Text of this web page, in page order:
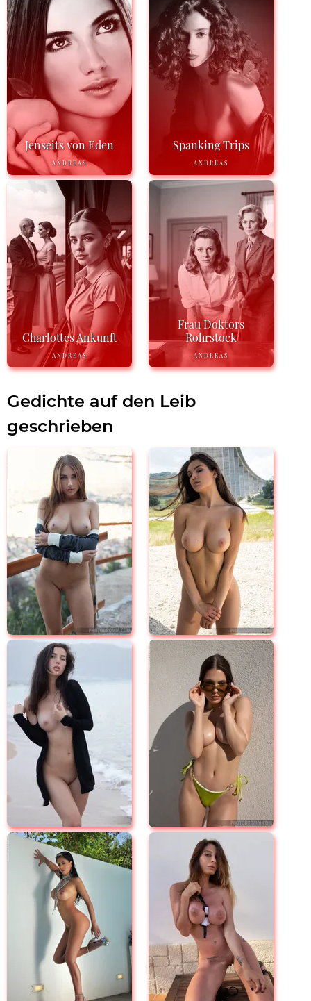
Jenseits von Eden
ANDREAS
Spanking Trips
ANDREAS
Charlottes Ankunft
ANDREAS
Frau Doktors
Rohrstock
ANDREAS
Gedichte auf den Leib
geschrieben